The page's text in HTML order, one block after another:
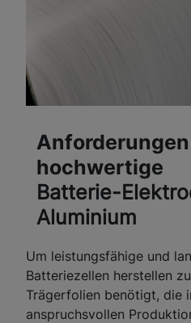
hochwertige
Batterie-
Aluminium
Um leistungsfähige und
Batteriezellen herstellen
Trägerfolien benötigt, die
anspruchsvollen